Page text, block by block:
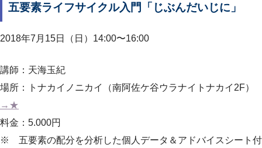
五要素ライフサイクル入門「じぶんだいじに」
2018年7月15日（日）14:00〜16:00
講師：天海玉紀
場所：トナカイノニカイ（南阿佐ケ谷ウラナイトナカイ2F）
→★
料金：5.000円
※ 五要素の配分を分析した個人データ＆アドバイスシート付